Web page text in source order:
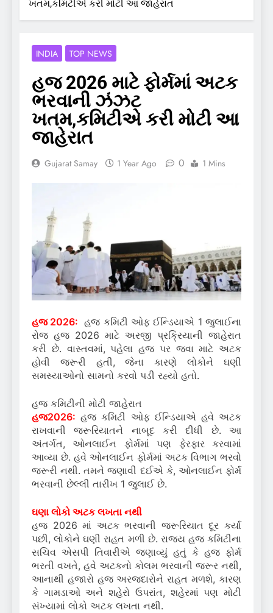
ખતમ,કમિટીએ કરી મોટી આ જાહેરાત
INDIA TOP NEWS
હજ 2026 માટે ફોર્મમાં અટક
ભરવાની ઝંઝટ
ખતમ,કમિટીએ કરી મોટી આ
જાહેરાત
Gujarat Samay 1 Year Ago 0 1 Mins
હજ 2026: હજ કમિટી ઓફ ઈન્ડિયાએ 1 જુલાઈના
રોજ હજ 2026 માટે અરજી પ્રક્રિયાની જાહેરાત
કરી છે. વાસ્તવમાં, પહેલા હજ પર જવા માટે અટક
હોવી જરૂરી હતી, જેના કારણે લોકોને ઘણી
સમસ્યાઓનો સામનો કરવો પડી રહ્યો હતો.
હજ કમિટીની મોટી જાહેરાત
હજ2026: હજ કમિટી ઓફ ઈન્ડિયાએ હવે અટક
રાખવાની જરૂરિયાતને નાબૂદ કરી દીધી છે. આ
અંતર્ગત, ઓનલાઈન ફોર્મમાં પણ ફેરફાર કરવામાં
આવ્યા છે. હવે ઓનલાઈન ફોર્મમાં અટક વિભાગ ભરવો
જરૂરી નથી. તમને જણાવી દઈએ કે, ઓનલાઈન ફોર્મ
ભરવાની છેલ્લી તારીખ 1 જુલાઈ છે.
ઘણા લોકો અટક લખતા નથી
હજ 2026 માં અટક ભરવાની જરૂરિયાત દૂર કર્યા
પછી, લોકોને ઘણી રાહત મળી છે. રાજ્ય હજ કમિટીના
સચિવ એસપી તિવારીએ જણાવ્યું હતું કે હજ ફોર્મ
ભરતી વખતે, હવે અટકનો કોલમ ભરવાની જરૂર નથી,
આનાથી હજારો હજ અરજદારોને રાહત મળશે, કારણ
કે ગામડાઓ અને શહેરો ઉપરાંત, શહેરમાં પણ મોટી
સંખ્યામાં લોકો અટક લખતા નથી.